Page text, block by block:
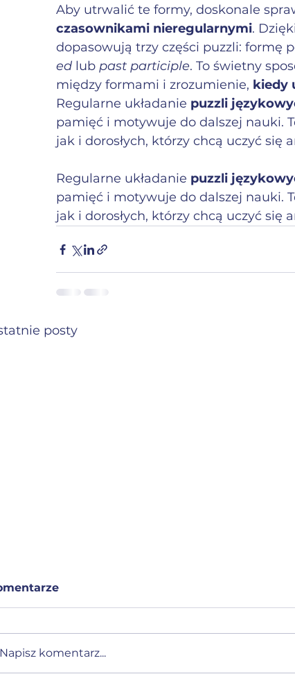
Aby utrwalić te formy, doskonale
czasownikami nieregularnymi.
dopasowują trzy części puzzli: formę
ed lub past participle. To świetny
między formami i zrozumienie, kiedy
Regularne układanie puzzli
pamięć i motywuje do dalszej nauki.
jak i dorosłych, którzy chcą uczyć się
Regularne układanie puzzli
pamięć i motywuje do dalszej nauki.
jak i dorosłych, którzy chcą uczyć się
posty
Napisz komentarz...